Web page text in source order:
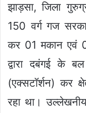
झाड़सा, जिला
150 वर्ग गज
कर 01 मकान एवं
द्वारा दबंगई के
(एक्सटॉर्शन) कर
रहा था।